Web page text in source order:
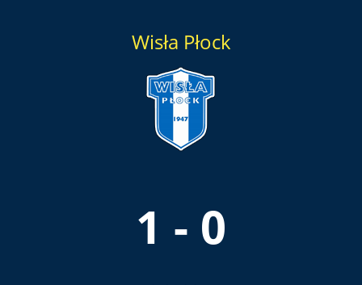
Wisła Płock
1 - 0